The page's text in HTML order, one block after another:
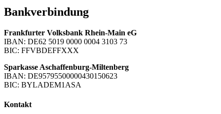
Bankverbindung
Frankfurter Volksbank Rhein-Main eG
IBAN: DE62 5019 0000 0004 3103 73
BIC: FFVBDEFFXXX
Sparkasse Aschaffenburg-Miltenberg
IBAN: DE95795500000430150623
BIC: BYLADEM1ASA
Kontakt